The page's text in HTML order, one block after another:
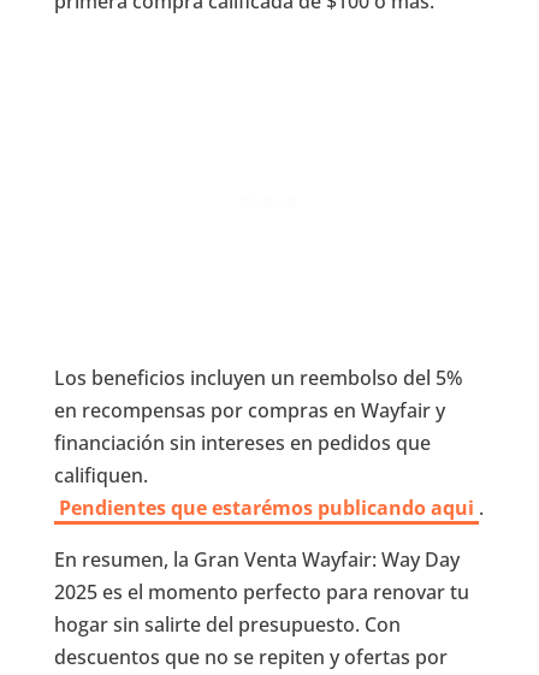
Los beneficios incluyen un reembolso del 5%
en recompensas por compras en Wayfair y
financiación sin intereses en pedidos que
califiquen.
Pendientes que estarémos publicando aqui .
En resumen, la Gran Venta Wayfair: Way Day
2025 es el momento perfecto para renovar tu
hogar sin salirte del presupuesto. Con
descuentos que no se repiten y ofertas por